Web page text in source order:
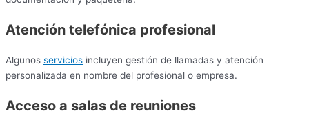
Atención telefónica profesional
Algunos servicios incluyen gestión de llamadas y atención
personalizada en nombre del profesional o empresa.
Acceso a salas de reuniones